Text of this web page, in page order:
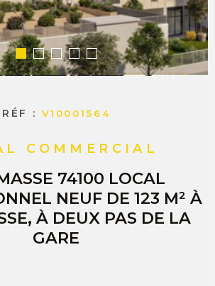
RÉF : V10001564
COMMERCIAL
74100 LOCAL
NEUF DE 123 M² À
À DEUX PAS DE LA
GARE